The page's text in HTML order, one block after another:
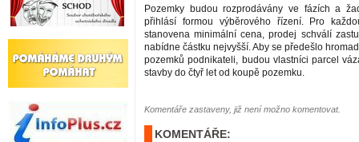
Pozemky budou rozprodávány ve fázích a
přihlásí formou výběrového řízení. Pro
stanovena minimální cena, prodej schválí
nabídne částku nejvyšší. Aby se předešlo
pozemků podnikateli, budou vlastníci parcel
stavby do čtyř let od koupě pozemku.
Komentáře zastaveny, již není možno komentovat.
KOMENTÁŘE: